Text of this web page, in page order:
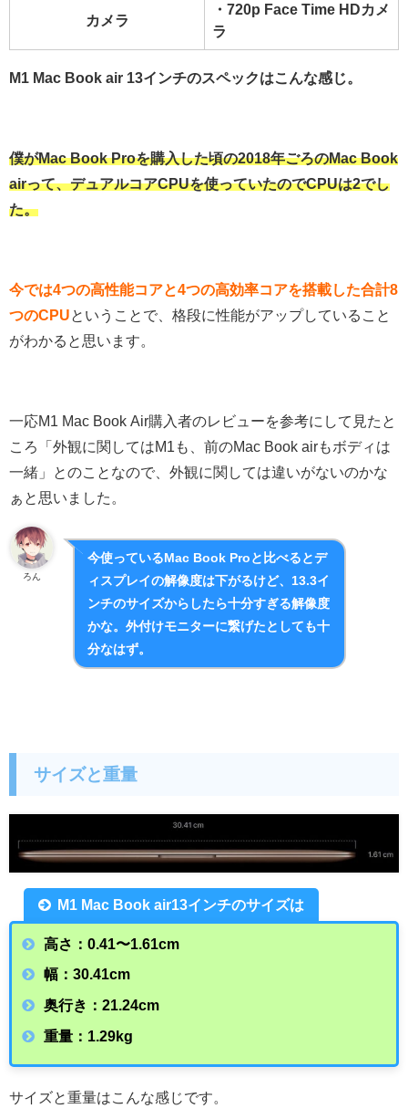
カメラ
・720p Face Time HDカメ
ラ
M1 Mac Book air 13インチのスペックはこんな感じ。
僕がMac Book Proを購入した頃の2018年ごろのMac Book
airって、デュアルコアCPUを使っていたのでCPUは2でし
た。
今では4つの高性能コアと4つの高効率コアを搭載した合計8
つのCPU ということで、格段に性能がアップしていること
がわかると思います。
一応M1 Mac Book Air購入者のレビューを参考にして見たと
ころ「外観に関してはM1も、前のMac Book airもボディは
一緒」とのことなので、外観に関しては違いがないのかな
ぁと思いました。
ろん
今使っているMac Book Proと比べるとデ
ィスプレイの解像度は下がるけど、13.3イ
ンチのサイズからしたら十分すぎる解像度
かな。外付けモニターに繋げたとしても十
分なはず。
サイズと重量
M1 Mac Book air13インチのサイズは
高さ：0.41〜1.61cm
幅：30.41cm
奥行き：21.24cm
重量：1.29kg
サイズと重量はこんな感じです。